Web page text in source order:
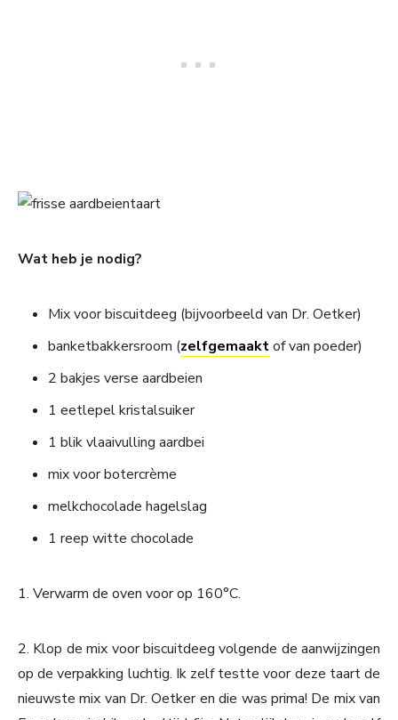
Wat heb je nodig?
Mix voor biscuitdeeg (bijvoorbeeld van Dr. Oetker)
banketbakkersroom (zelfgemaaktof van poeder)
2 bakjes verse aardbeien
1 eetlepel kristalsuiker
1 blik vlaaivulling aardbei
mix voor botercrème
melkchocolade hagelslag
1 reep witte chocolade
1. Verwarm de oven voor op 160°C.
2. Klop de mix voor biscuitdeeg volgende de aanwijzingen
op de verpakking luchtig. Ik zelf testte voor deze taart de
nieuwste mix van Dr. Oetker en die was prima! De mix van